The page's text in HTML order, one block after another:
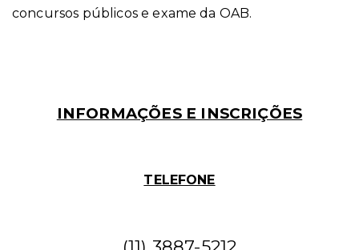
concursos públicos e exame da OAB.
INFORMAÇÕES E INSCRIÇÕES
TELEFONE